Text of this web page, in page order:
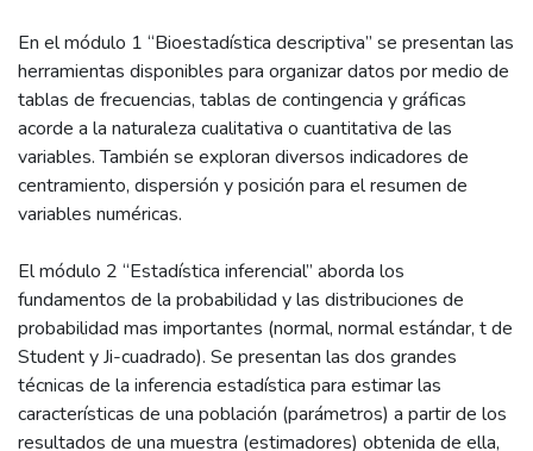
En el módulo 1 “Bioestadística descriptiva” se presentan las
herramientas disponibles para organizar datos por medio de
tablas de frecuencias, tablas de contingencia y gráficas
acorde a la naturaleza cualitativa o cuantitativa de las
variables. También se exploran diversos indicadores de
centramiento, dispersión y posición para el resumen de
variables numéricas.
El módulo 2 “Estadística inferencial” aborda los
fundamentos de la probabilidad y las distribuciones de
probabilidad mas importantes (normal, normal estándar, t de
Student y Ji-cuadrado). Se presentan las dos grandes
técnicas de la inferencia estadística para estimar las
características de una población (parámetros) a partir de los
resultados de una muestra (estimadores) obtenida de ella,